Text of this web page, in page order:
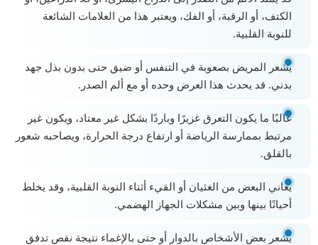
الكتف، أو الرقبة، أو الفك، ويعتبر هذا من العلامات الشائعة
للنوبة القلبية.
يشعر المريض بصعوبة في التنفس أو ضيق حتى بدون بذل جهد
بدني. قد يحدث هذا العرض وحده أو مع ألم الصدر.
غالبًا ما يكون التعرق غزيرًا وباردًا بشكل غير معتاد، ويكون غير
مرتبط بممارسة الرياضة أو ارتفاع درجة الحرارة، ويصاحبه شعور
بالقلق.
يعاني البعض من الغثيان أو القيء أثناء النوبة القلبية، وقد يخلط
أحيانًا بينها وبين مشكلات الجهاز الهضمي.
يشعر بعض الأشخاص بالدوار أو حتى بالإغماء نتيجة نقص تدفق